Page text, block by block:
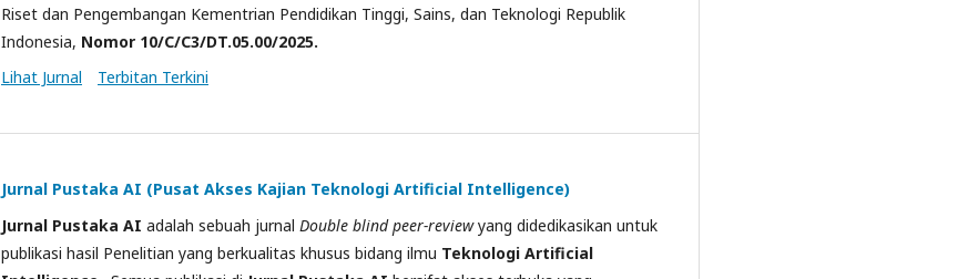
Riset dan Pengembangan Kementrian Pendidikan Tinggi, Sains, dan Teknologi Republik
Indonesia, Nomor 10/C/C3/DT.05.00/2025.
Lihat Jurnal
Terbitan Terkini
Jurnal Pustaka AI (Pusat Akses Kajian Teknologi Artificial Intelligence)
Jurnal Pustaka AI adalah sebuah jurnal Double blind peer-review yang didedikasikan untuk
publikasi hasil Penelitian yang berkualitas khusus bidang ilmu Teknologi Artificial